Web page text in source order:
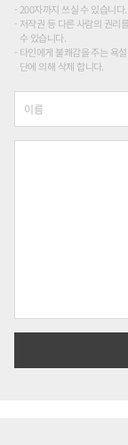
200자까지 쓰실 수 있습니
저작권 등 다른 사람의 권리
수 있습니다.
타인에게 불쾌감을 주는 욕
단에 의해 삭제 합니다.